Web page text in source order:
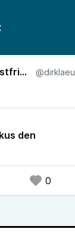
Dirk läuft mit – Laufgeschichten aus Ostfriesland
den
0